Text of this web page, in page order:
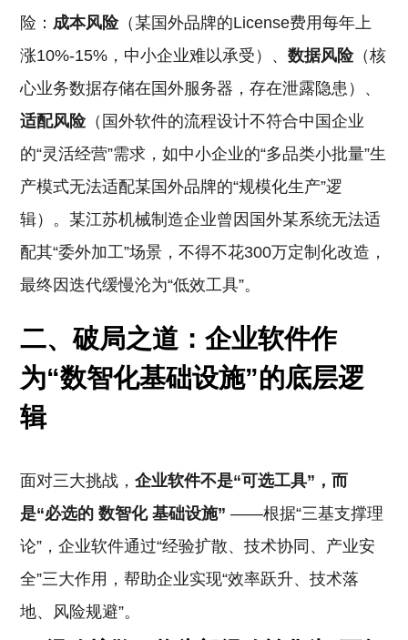
险： 成本风险（某国外品牌的License费用每年上
涨10%-15%，中小企业难以承受）、数据风险（核
心业务数据存储在国外服务器，存在泄露隐患）、
适配风险（国外软件的流程设计不符合中国企业
的“灵活经营”需求，如中小企业的“多品类小批量”生
产模式无法适配某国外品牌的“规模化生产”逻
辑）。某江苏机械制造企业曾因国外某系统无法适
配其“委外加工”场景，不得不花300万定制化改造，
最终因迭代缓慢沦为“低效工具”。
二、破局之道：企业软件作
为“数智化基础设施”的底层逻
辑
面对三大挑战，企业软件不是“可选工具”，而
是“必选的 数智化 基础设施” ——根据“三基支撑理
论”，企业软件通过“经验扩散、技术协同、产业安
全”三大作用，帮助企业实现“效率跃升、技术落
地、风险规避”。